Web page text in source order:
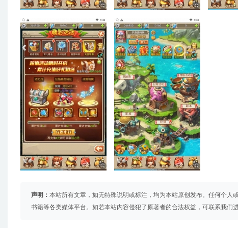
声明： 本站所有文章，如无特殊说明或标注，均为本站原创发布。任何个
书籍等各类媒体平台。如若本站内容侵犯了原著者的合法权益，可联系我们进